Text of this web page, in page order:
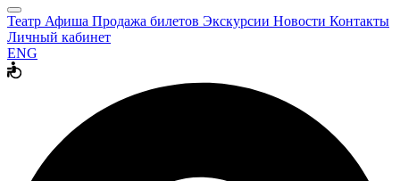
Театр Афиша Продажа билетов Экскурсии Новости Контакты
Личный кабинет
ENG